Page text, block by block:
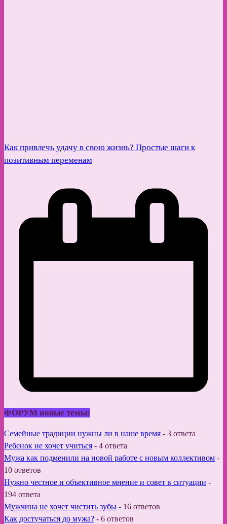
Как привлечь удачу в свою жизнь? Простые шаги к
позитивным переменам
ФОРУМ новые темы:
Семейные традиции нужны ли в наше время - 3 ответа
Ребенок не хочет учиться - 4 ответа
Мужа как подменили на новой работе с новым коллективом -
10 ответов
Нужно честное и объективное мнение и совет в ситуации -
194 ответа
Мужчина не хочет чистить зубы - 16 ответов
Как достучаться до мужа? - 6 ответов